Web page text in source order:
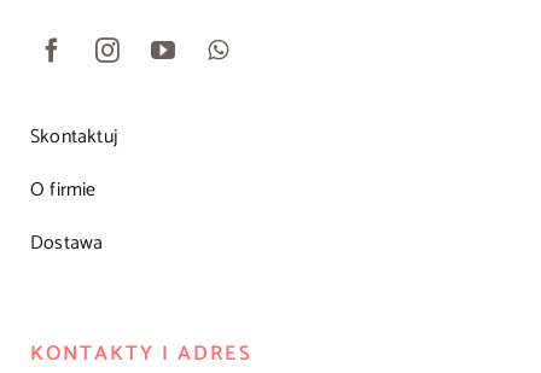
Skontaktuj
O firmie
Dostawa
KONTAKTY I ADRES